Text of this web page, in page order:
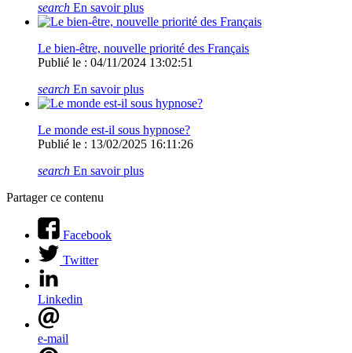
search En savoir plus
Le bien-être, nouvelle priorité des Français
Publié le : 04/11/2024 13:02:51
search En savoir plus
Le monde est-il sous hypnose?
Publié le : 13/02/2025 16:11:26
search En savoir plus
Partager ce contenu
Facebook
Twitter
Linkedin
e-mail